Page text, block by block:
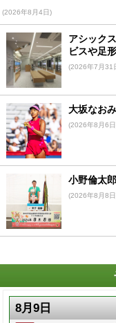
(2026年8月4日)
アシック
ビスや足
(2026年7月31
大坂なお
(2026年8月6
小野倫太
(2026年8月8
8月9日